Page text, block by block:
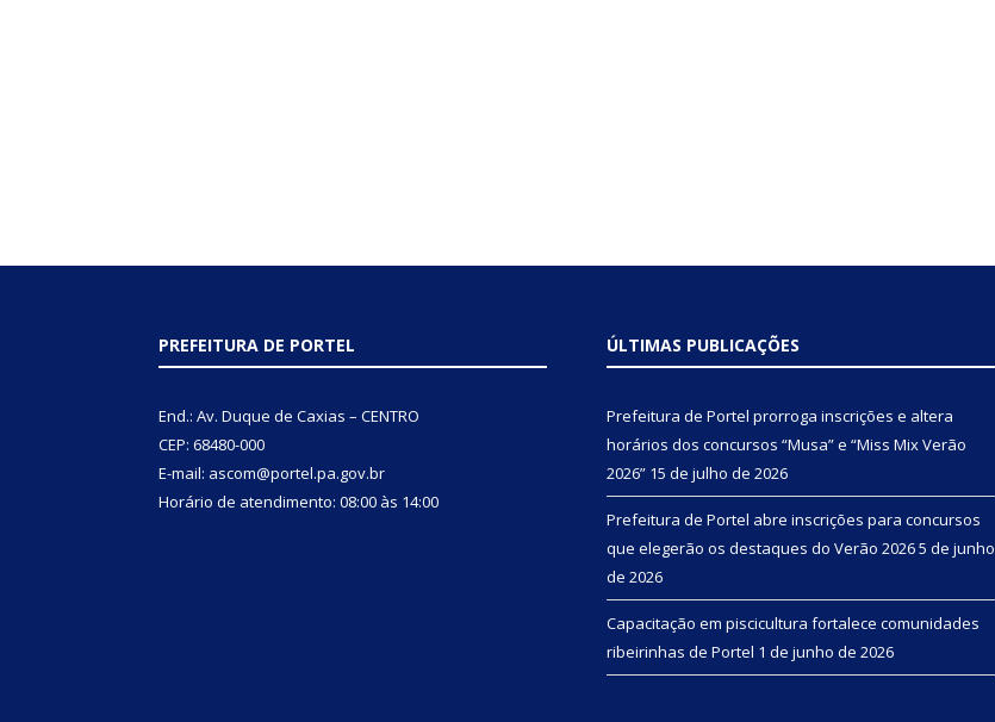
PREFEITURA DE PORTEL
End.: Av. Duque de Caxias – CENTRO
CEP: 68480-000
E-mail: ascom@portel.pa.gov.br
Horário de atendimento: 08:00 às 14:00
ÚLTIMAS PUBLICAÇÕES
Prefeitura de Portel prorroga inscrições e altera
horários dos concursos “Musa” e “Miss Mix Verão
2026” 15 de julho de 2026
Prefeitura de Portel abre inscrições para concursos
que elegerão os destaques do Verão 20265 de junho
de 2026
Capacitação em piscicultura fortalece comunidades
ribeirinhas de Portel 1 de junho de 2026